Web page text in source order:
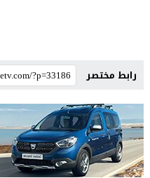
رابط مختصر